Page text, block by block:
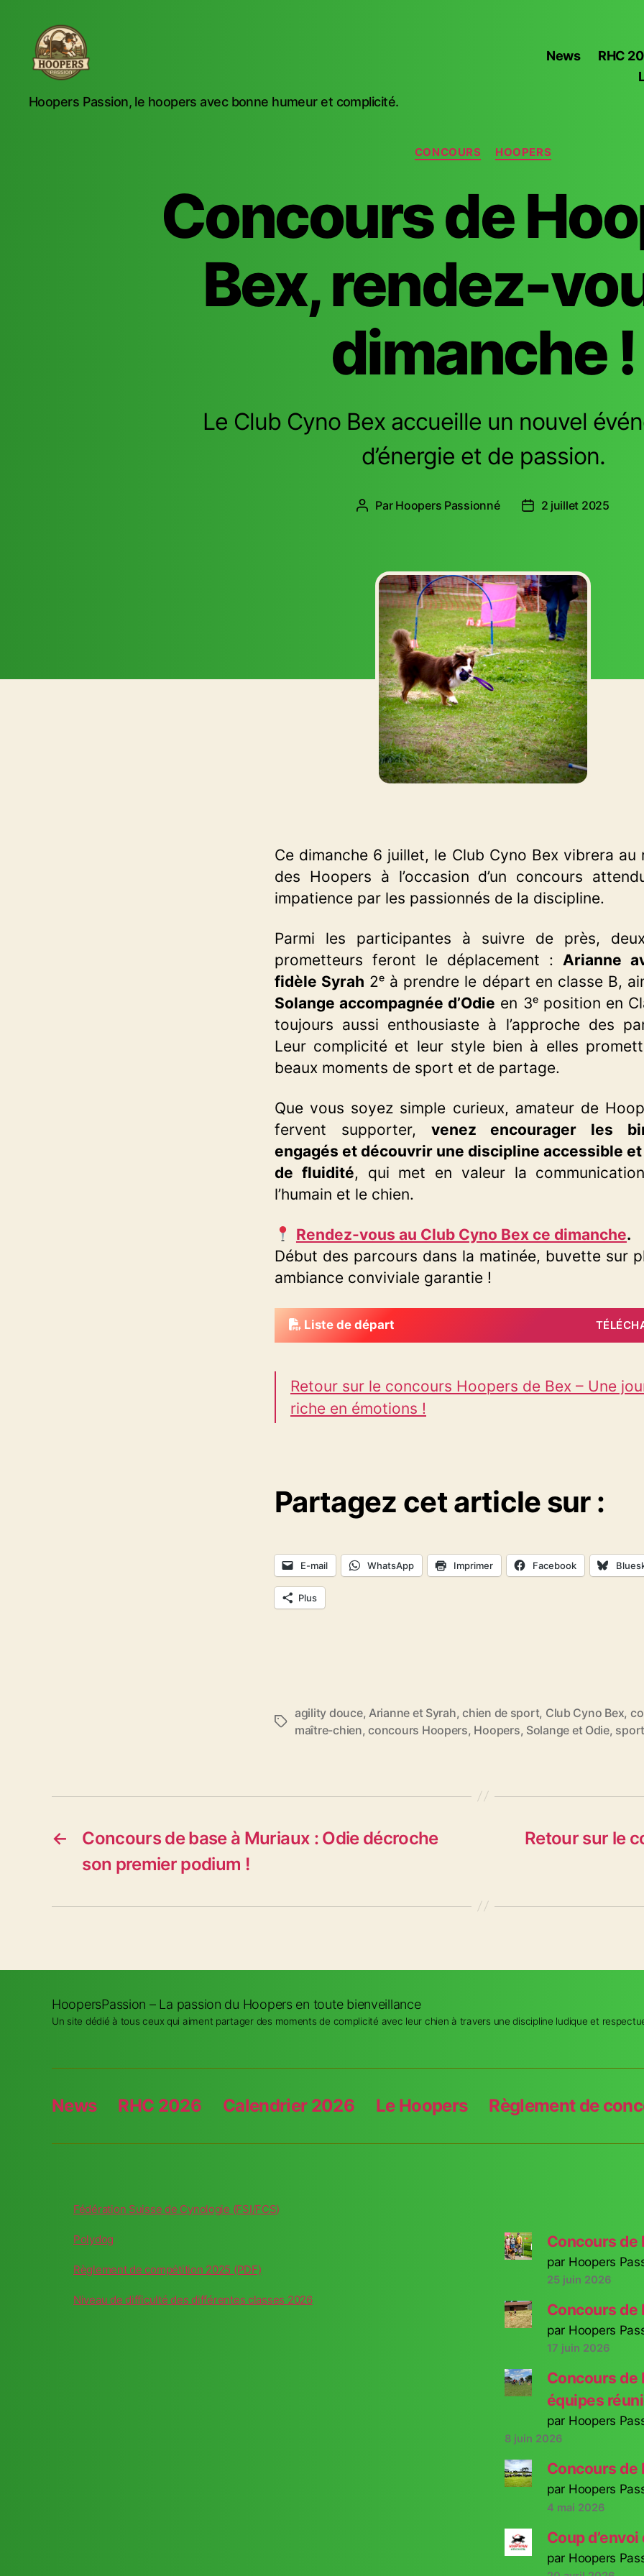
Passion
Hoopers Passion, le hoopers avec bonne humeur et complicité.
News RHC
Catégories
CONCOURS HOOPERS
Concours de
Bex, rendez-
dimanche !
Le Club Cyno Bex accueille un nouvel
d’énergie et de passion.
Auteur
Par Hoopers Passionné
Date2 juillet 2025
Ce dimanche 6 juillet, le Club Cyno Bex vibrera au
des Hoopers à l’occasion d’un concours
impatience par les passionnés de la discipline.
Parmi les participantes à suivre de près,
prometteurs feront le déplacement : Arianne
fidèle Syrah 2ᵉ à prendre le départ en classe B,
Solange accompagnée d’Odie en 3ᵉ position en
toujours aussi enthousiaste à l’approche des
Leur complicité et leur style bien à elles
beaux moments de sport et de partage.
Que vous soyez simple curieux, amateur de
fervent supporter, venez encourager les
engagés et découvrir une discipline accessible
de fluidité, qui met en valeur la
l’humain et le chien.
Rendez-vous au Club Cyno Bex ce dimanche.
Début des parcours dans la matinée, buvette sur
ambiance conviviale garantie !
Liste de départ
Retour sur le concours Hoopers de Bex – Une
riche en émotions !
Partagez cet article sur :
E-mail WhatsApp Imprimer Facebook
Plus
Étiquettes
agility douce, Arianne et Syrah,chien de sport, Club Cyno Bex,
maître-chien,concours Hoopers, Hoopers, Solange et Odie,
←
Concours de base à Muriaux : Odie décroche
son premier podium !
Retour sur le
HoopersPassion – La passion du Hoopers en toute bienveillance
Un site dédié à tous ceux qui aiment partager des moments de complicité avec leur chien à travers une discipline ludique et
News RHC 2026 Calendrier 2026 Le Hoopers Règlement de
Fédération Suisse de Cynologie (FSI/FCS)
Polydog
Règlement de compétition 2025 (PDF)
Niveau de difficulté des différentes classes 2026
Concours de
par Hoopers
25 juin 2026
Concours de
par Hoopers
17 juin 2026
Concours de
équipes
par Hoopers
8 juin 2026
Concours de
par Hoopers
4 mai 2026
Coup
par Hoopers